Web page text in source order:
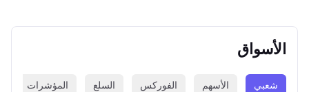
الأسواق
شعبي الأسهم الفوركس السلع المؤشرات